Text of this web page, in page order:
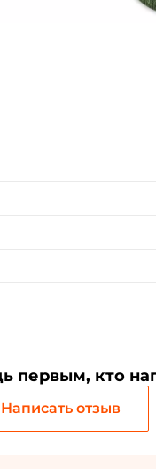
первым, кто
Написать отзыв